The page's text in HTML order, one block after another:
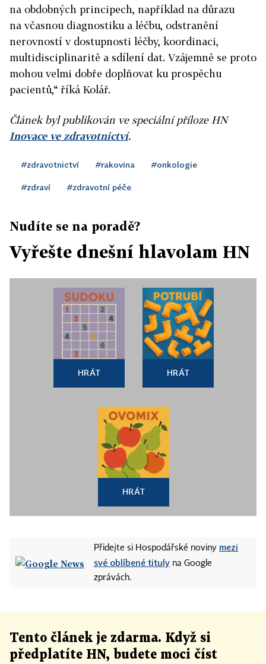
na obdobných principech, například na důrazu
na včasnou diagnostiku a léčbu, odstranění
nerovností v dostupnosti léčby, koordinaci,
multidisciplinaritě a sdílení dat. Vzájemně se proto
mohou velmi dobře doplňovat ku prospěchu
pacientů,“ říká Kolář.
Článek byl publikován ve speciální příloze HN
Inovace ve zdravotnictví.
#zdravotnictví #rakovina #onkologie
#zdraví #zdravotní péče
Nudíte se na poradě?
Vyřešte dnešní hlavolam HN
HRÁT HRÁT
HRÁT
Přidejte si Hospodářské noviny mezi
své oblíbené tituly na Google
zprávách.
Tento článek je zdarma. Když si
předplatíte HN, budete moci číst